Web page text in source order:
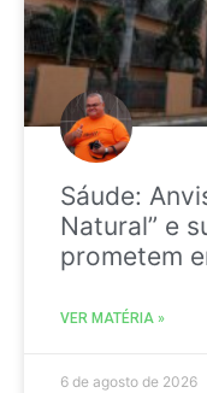
Sáude:
Natural” e
prometem
VER MATÉRIA »
6 de agosto de 2026